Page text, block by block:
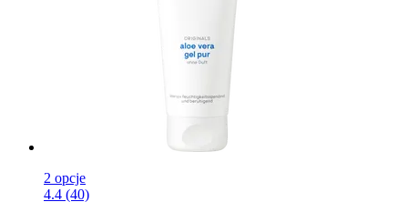
2 opcje
4.4 (40)